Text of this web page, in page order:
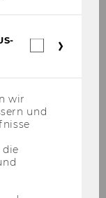
wir
und
die